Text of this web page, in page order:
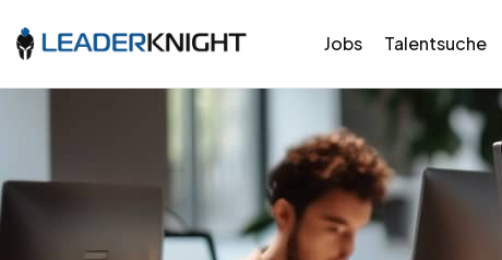
Jobs Talentsuche